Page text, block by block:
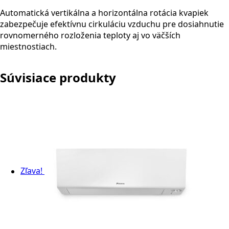
Automatická vertikálna a horizontálna rotácia kvapiek
zabezpečuje efektívnu cirkuláciu vzduchu pre dosiahnutie
rovnomerného rozloženia teploty aj vo väčších
miestnostiach.
Súvisiace produkty
Zľava!